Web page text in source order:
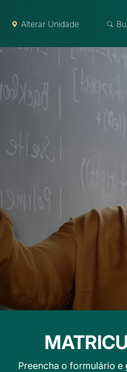
Alterar Unidade
Preencha o formulário e